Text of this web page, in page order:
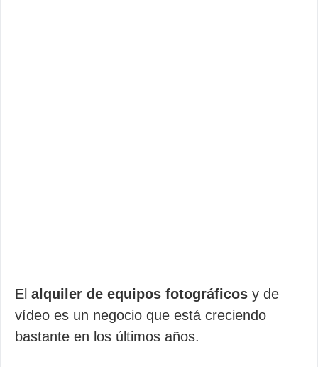
El alquiler de equipos fotográficos y de
vídeo es un negocio que está creciendo
bastante en los últimos años.